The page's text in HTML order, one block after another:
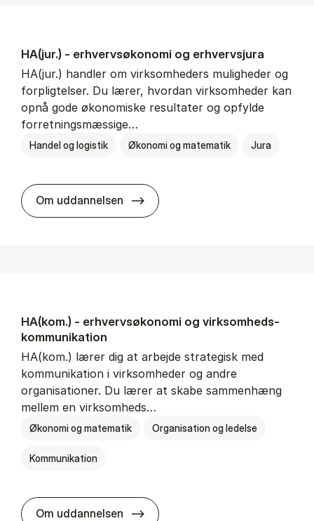
HA(jur.) - erhvervs­økonomi og erhvervs­jura
HA(jur.) handler om virksomheders muligheder og
forpligtelser. Du lærer, hvordan virksomheder kan
opnå gode økonomiske resultater og opfylde
forretningsmæssige…
Handel og logistik Økonomi og matematik Jura
Om uddannelsen HA(jur.) - erhvervs­økonomi og
HA(kom.) - erhvervs­økonomi og virksomheds­
kommunikation
HA(kom.) lærer dig at arbejde strategisk med
kommunikation i virksomheder og andre
organisationer. Du lærer at skabe sammenhæng
mellem en virksomheds…
Økonomi og matematik Organisation og ledelse
Kommunikation
Om uddannelsen HA(kom.) - erhvervs­økonomi